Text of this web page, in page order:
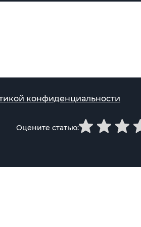
конфиденциальности
Оцените статью: